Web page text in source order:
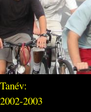
Tanév:
2002-2003